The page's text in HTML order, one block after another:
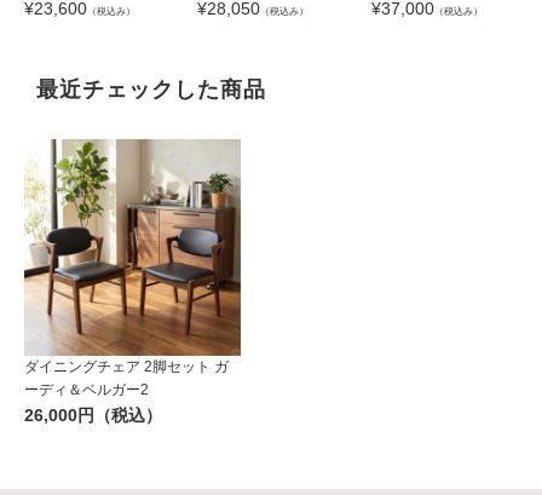
¥23,600 （税込み） ¥28,050 （税込み） ¥37,000（税込み）
最近チェックした商品
ダイニングチェア 2脚セット ガ
ーディ＆ベルガー2
26,000円（税込）